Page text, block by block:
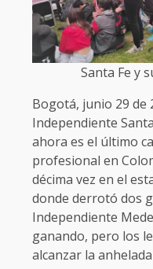
Santa Fe y
Bogotá, junio 29 de
Independiente
ahora es el último
profesional en
décima vez en el
donde derrotó dos
Independiente
ganando, pero los
alcanzar la